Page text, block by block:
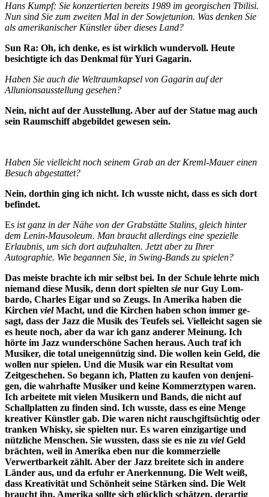
Hans Kumpf: Sie konzertierten bereits 1989 im georgi­schen Tbilisi.
Nun sind Sie zum zweiten Mal in der Sowjetunion. Was denken Sie
als amerikanischer Künstler über dieses Land?
Sun Ra: Oh, ich denke, es ist wirklich wundervoll. Heute
besichtigte ich das Denkmal für Yu­ri Gagarin.
Haben Sie auch die Weltraumkapsel von Gagarin auf der
Allunionsausstellung ge­sehen?
Nein, nicht auf der Ausstellung. Aber auf der Statue mag auch
sein Raumschiff ab­gebildet gewesen sein.
Haben Sie vielleicht noch seinem Grab an der Kreml-Mauer einen
Besuch abge­stattet?
Nein, dorthin ging ich nicht. Ich wusste nicht, dass es sich dort
befindet.
Es ist ganz in der Nähe von der Grabstätte Stalins, gleich hinter
dem Lenin-Mauso­leum. Man braucht allerdings eine speziel­le
Erlaubnis, um sich dort aufzuhalten. Jetzt aber zu Ihrer
Autographie. Wie be­gannen Sie, in Swing-Bands zu spielen?
Das meiste brachte ich mir selbst bei. In der Schule lehrte mich
niemand diese Mu­sik, denn dort spielten sie nur Guy Lom­
bardo, Charles Eigar und so Zeugs. In Amerika haben die
Kirchen vielMacht, und die Kirchen haben schon immer ge­
sagt, dass der Jazz die Musik des Teufels sei. Vielleicht sagen sie
es heute noch, aber da war ich ganz anderer Meinung. Ich
hörte im Jazz wunderschöne Sachen heraus. Auch traf ich
Musiker, die total uneigennützig sind. Die wollen kein Geld, die
wollen nur spielen. Und die Musik war ein Resultat vom
Zeitgeschehen. So be­gann ich, Platten zu kaufen von denjeni­
gen, die wahrhafte Musiker und keine Kommerztypen waren.
Ich arbeitete mit vielen Musikern und Bands, die nicht auf
Schallplatten zu finden sind. Ich wusste, dass es eine Menge
kreativer Künstler gab. Die waren nicht rauschgiftsüchtig oder
tranken Whisky, sie spielten nur. Es waren einzigartige und
nützliche Menschen. Sie wussten, dass sie es nie zu vielGeld
bräch­ten, weil in Amerika eben nur die kommer­zielle
Verwertbarkeit zählt. Aber der Jazz breitete sich in andere
Länder aus, und da erfuhr er Anerkennung. Die Welt weiß,
dass Kreativität und Schönheit seine Stär­ken sind. Die Welt
braucht ihn. Amerika sollte sich glücklich schätzen, derartig